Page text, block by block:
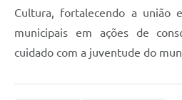
Cultura, fortalecendo a união
municipais em ações de
cuidado com a juventude do